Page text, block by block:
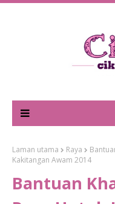
Laman utama Raya
Kakitangan Awam 2014
Bantuan